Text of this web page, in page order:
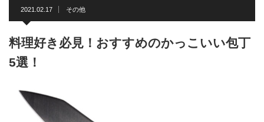
2021.02.17 その他
料理好き必見！おすすめのかっこいい包丁
5選！